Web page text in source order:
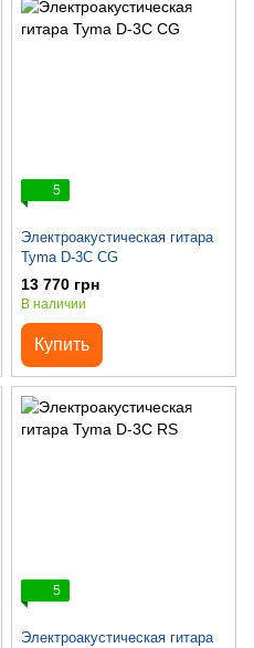
5
Электроакустическая гитара
Tyma D-3C CG
13 770 грн
В наличии
Купить
5
Электроакустическая гитара